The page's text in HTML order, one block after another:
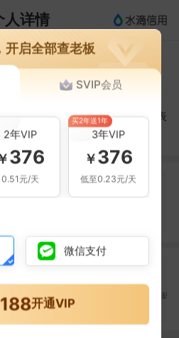
人详情
头（深圳）有限公司的法定代表
联风险 提示信息
中国深圳外轮代理有限
司
青岛新前湾集装箱码头
开启全部查老板
SVIP会员
2年VIP
376
0.51元/天
3年VIP
￥376
低至0.23元/天
买2年送1年
微信支付
188开通VIP